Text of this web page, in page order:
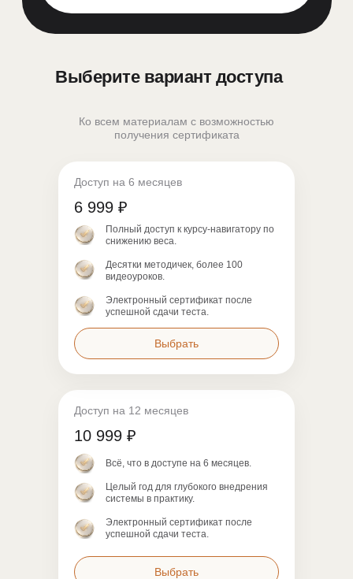
Выберите вариант доступа
Доступ на 6 месяцев
6 999 ₽
10 999 ₽
Полный доступ к курсу-навигатору по
снижению веса.
Десятки методичек, более 100
видеоуроков.
Электронный сертификат после
успешной сдачи теста.
Доступ на 12 месяцев
Всё, что в доступе на 6 месяцев.
Целый год для глубокого внедрения
системы в практику.
Электронный сертификат после
успешной сдачи теста.
Ко всем материалам с возможностью
получения сертификата
Выбрать
Выбрать